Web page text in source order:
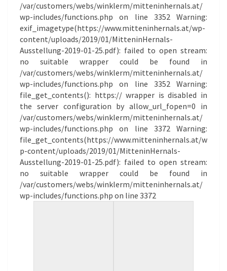
/var/customers/webs/winklerm/mitteninhernals.at/
wp-includes/functions.php on line 3352 Warning:
exif_imagetype(https://www.mitteninhernals.at/wp-
content/uploads/2019/01/MitteninHernals-
Ausstellung-2019-01-25.pdf): failed to open stream:
no suitable wrapper could be found in
/var/customers/webs/winklerm/mitteninhernals.at/
wp-includes/functions.php on line 3352 Warning:
file_get_contents(): https:// wrapper is disabled in
the server configuration by allow_url_fopen=0 in
/var/customers/webs/winklerm/mitteninhernals.at/
wp-includes/functions.php on line 3372 Warning:
file_get_contents(https://www.mitteninhernals.at/w
p-content/uploads/2019/01/MitteninHernals-
Ausstellung-2019-01-25.pdf): failed to open stream:
no suitable wrapper could be found in
/var/customers/webs/winklerm/mitteninhernals.at/
wp-includes/functions.php on line 3372